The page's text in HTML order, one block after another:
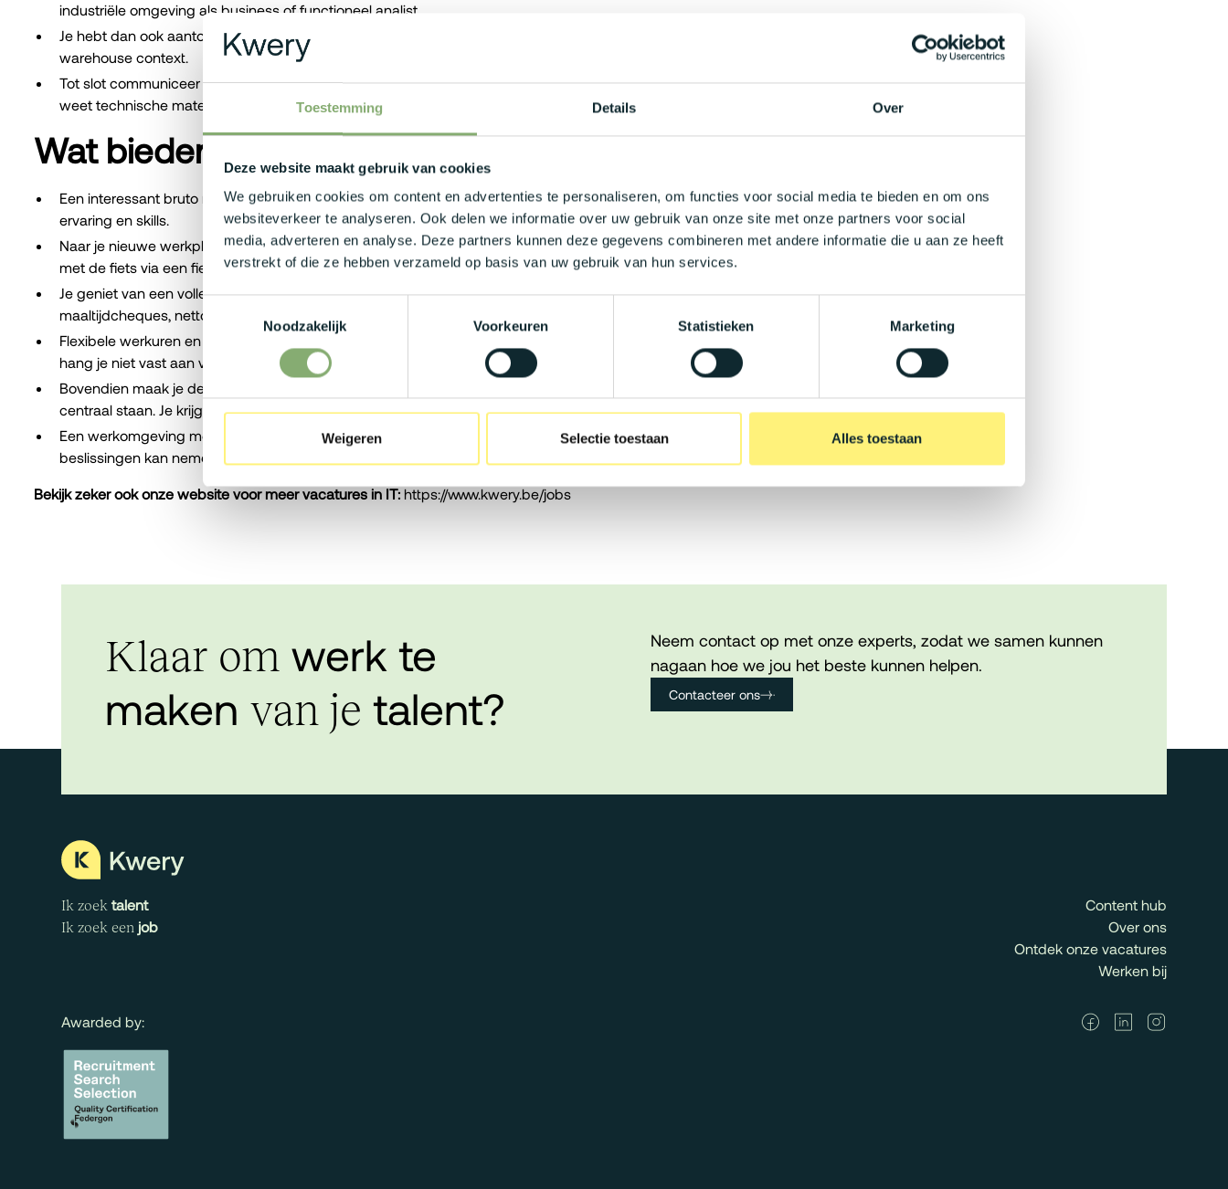
Toestemming Details Over
Deze website maakt gebruik van cookies
We gebruiken cookies om content en advertenties te personaliseren, om functies voor social media te bieden en om ons
websiteverkeer te analyseren. Ook delen we informatie over uw gebruik van onze site met onze partners voor social
media, adverteren en analyse. Deze partners kunnen deze gegevens combineren met andere informatie die u aan ze heeft
verstrekt of die ze hebben verzameld op basis van uw gebruik van hun services.
Noodzakelijk
Voorkeuren Statistieken Marketing
Weigeren Selectie toestaan Alles toestaan
industriële omgeving als business of functioneel analist.
Je hebt dan ook aantoonbare hands-on ervaring met MES systemen binnen een productie of
warehouse context.
Tot slot communiceer je vlot met productieverantwoordelijken, engineers en operatoren en
weet technische materie helder te vertalen naar de business.
Wat bieden zij jou?
Een interessant bruto maandsalaris dat kan variëren tussen €4.500 - €6.000, afhankelijk van je
ervaring en skills.
Naar je nieuwe werkplek rijden op jouw manier, met een splinternieuwe bedrijfswagen of liever
met de fiets via een fietslease? Jij kiest!
Je geniet van een volledig aanbod aan extralegale voordelen zoals uitgebreidde verzekeringen,
maaltijdcheques, netto vergoeding en meer.
Flexibele werkuren en thuiswerkdagen naar keuze voor een ideale work-life balance! Daarnaast
hang je niet vast aan verplichte vakantieperiodes en kan je jouw vakantie vrij inplannen!
Bovendien maak je deel uit van een internationale organisatie waar opleiding en begeleiding
centraal staan. Je krijgt volop de kans om jezelf blijvend te ontwikkelen.
Een werkomgeving met vertrouwen en autonomie, waar je verantwoordelijkheid krijgt en zelf
beslissingen kan nemen, zonder micromanagement.
Bekijk zeker ook onze website voor meer vacatures in IT: https://www.kwery.be/jobs
Klaar om werk te
makenvan je talent?
Neem contact op met onze experts, zodat we samen kunnen
nagaan hoe we jou het beste kunnen helpen.
Contacteer ons
Ik zoek talent
Ik zoek een job
Content hub
Over ons
Ontdek onze vacatures
Werken bij
Awarded by: